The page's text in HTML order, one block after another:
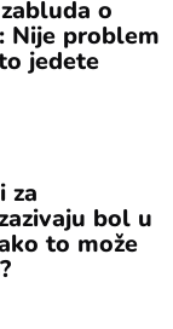
o
Nije problem
jedete
za
bol u
to može